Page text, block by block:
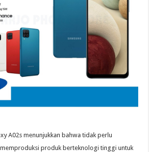
A02s menunjukkan bahwa tidak perlu
produk berteknologi tinggi untuk